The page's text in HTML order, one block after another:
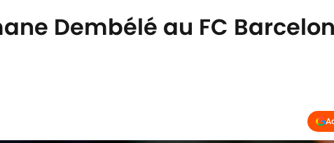
Dembélé au FC